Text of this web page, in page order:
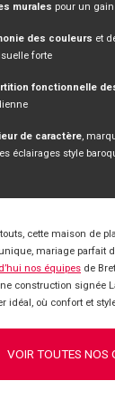
murales pour un
des couleurs et
forte
fonctionnelle
de caractère,
éclairages style
cette maison de
mariage parfait
nos équipes de
construction signée
idéal, où confort et
VOIR TOUTES NOS